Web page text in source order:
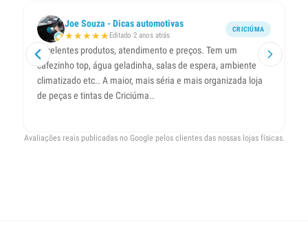
Joe Souza - Dicas automotivas
★★★★★Editado 2 anos atrás
CRICIÚMA
Excelentes produtos, atendimento e preços. Tem um
cafezinho top, água geladinha, salas de espera, ambiente
climatizado etc.. A maior, mais séria e mais organizada loja
de peças e tintas de Criciúma..
Avaliações reais publicadas no Google pelos clientes das nossas lojas físicas.